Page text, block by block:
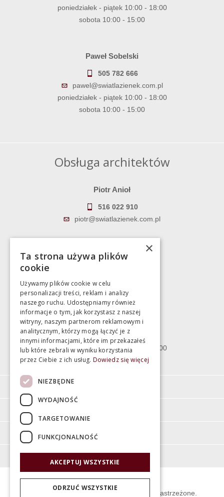
poniedziałek - piątek 10:00 - 18:00
sobota 10:00 - 15:00
Paweł Sobelski
505 782 666
pawel@swiatlazienek.com.pl
poniedziałek - piątek 10:00 - 18:00
sobota 10:00 - 15:00
Obsługa architektów
Piotr Anioł
516 022 910
piotr@swiatlazienek.com.pl
783 043 083
Magazyn
Bartycka 24/26 Hala 100
00-716 Warszawa
poniedziałek - piątek 10:00 - 18:00
sobota 10:00 - 15:00
Moje konto
O firmie
© Świat Łazienek XXI w. Wszelkie prawa zastrzeżone.
×
Ta strona używa plików
cookie
Używamy plików cookie w celu
personalizacji treści, reklam i analizy
naszego ruchu. Udostępniamy również
informacje o tym, jak korzystasz z naszej
witryny, naszym partnerom reklamowym i
analitycznym, którzy mogą łączyć je z
innymi informacjami, które im przekazałeś
lub które zebrali w wyniku korzystania
przez Ciebie z ich usług. Dowiedz się więcej
NIEZBĘDNE
WYDAJNOŚĆ
TARGETOWANIE
FUNKCJONALNOŚĆ
AKCEPTUJ WSZYSTKIE
ODRZUĆ WSZYSTKIE